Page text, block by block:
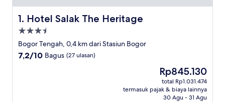
1. Hotel Salak The Heritage
Hotel Salak The Heritage
Properti
bintang
3.5
Bogor Tengah, 0,4 km dari Stasiun Bogor
7.2
7,2/10 Bagus (27 ulasan)
Harga
sekarang
Rp845.130
Rp845.130
total Rp1.031.474
termasuk pajak & biaya lainnya
30 Agu - 31 Agu